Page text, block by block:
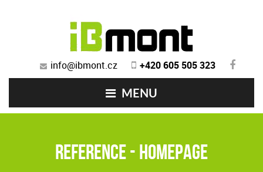
info@ibmont.cz +420 605 505 323
MENU
Reference - homepage